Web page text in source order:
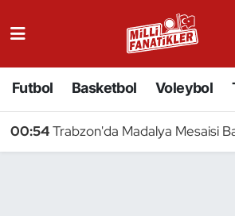
Futbol Basketbol Voleybol
00:54Trabzon'da Madalya Mesaisi
Badminton